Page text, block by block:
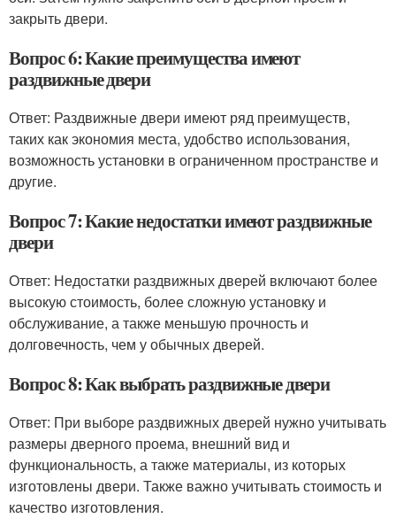
закрыть двери.
Вопрос 6: Какие преимущества имеют
раздвижные двери
Ответ: Раздвижные двери имеют ряд преимуществ,
таких как экономия места, удобство использования,
возможность установки в ограниченном пространстве и
другие.
Вопрос 7: Какие недостатки имеют раздвижные
двери
Ответ: Недостатки раздвижных дверей включают более
высокую стоимость, более сложную установку и
обслуживание, а также меньшую прочность и
долговечность, чем у обычных дверей.
Вопрос 8: Как выбрать раздвижные двери
Ответ: При выборе раздвижных дверей нужно учитывать
размеры дверного проема, внешний вид и
функциональность, а также материалы, из которых
изготовлены двери. Также важно учитывать стоимость и
качество изготовления.